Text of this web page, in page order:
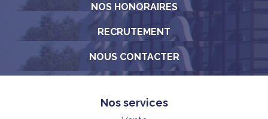
NOS HONORAIRES
RECRUTEMENT
NOUS CONTACTER
Nos services